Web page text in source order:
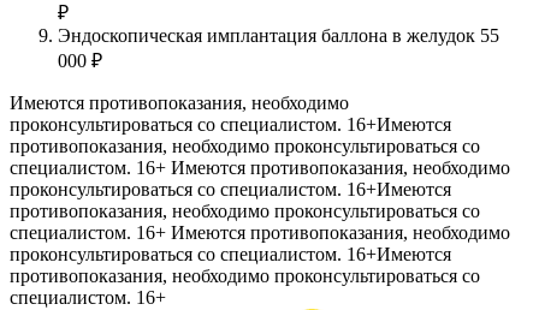
₽
Эндоскопическая имплантация баллона в желудок 55
000 ₽
Имеются противопоказания, необходимо
проконсультироваться со специалистом. 16+Имеются
противопоказания, необходимо проконсультироваться со
специалистом. 16+ Имеются противопоказания, необходимо
проконсультироваться со специалистом. 16+Имеются
противопоказания, необходимо проконсультироваться со
специалистом. 16+ Имеются противопоказания, необходимо
проконсультироваться со специалистом. 16+Имеются
противопоказания, необходимо проконсультироваться со
специалистом. 16+